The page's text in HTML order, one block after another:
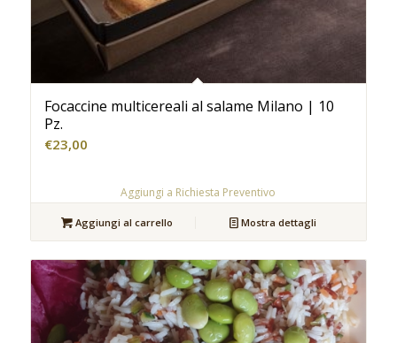
Focaccine multicereali al salame Milano | 10
Pz.
€23,00
Aggiungi a Richiesta Preventivo
Aggiungi al carrello Mostra dettagli